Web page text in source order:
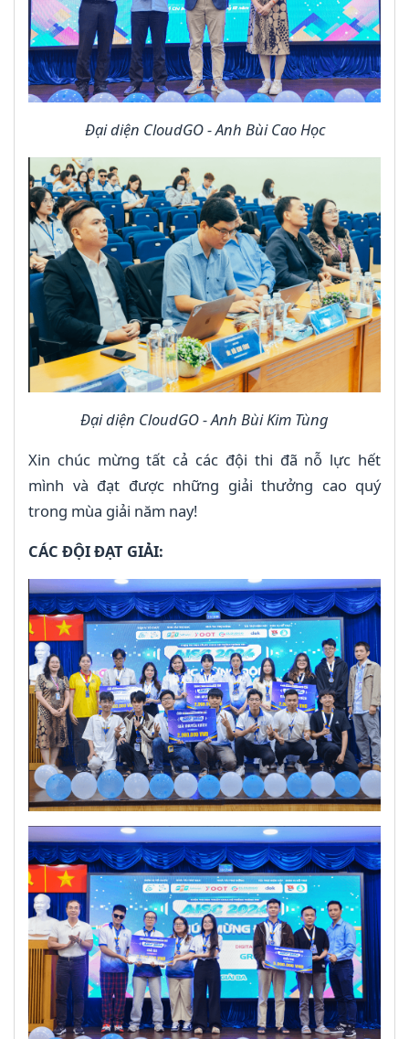
Đại diện CloudGO - Anh Bùi Cao Học
Đại diện CloudGO - Anh Bùi Kim Tùng
Xin chúc mừng tất cả các đội thi đã nỗ lực hết
mình và đạt được những giải thưởng cao quý
trong mùa giải năm nay!
CÁC ĐỘI ĐẠT GIẢI: